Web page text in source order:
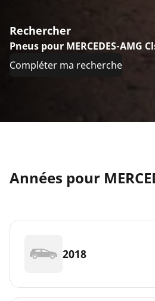
Rechercher
Pneus pour MERCEDES-AMG
Compléter ma recherche
Années pour
2018